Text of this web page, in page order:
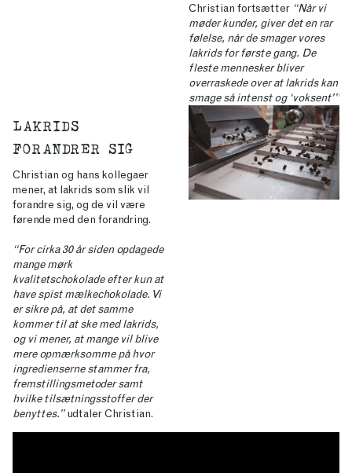
Christian fortsætter “Når vi
møder kunder, giver det en rar
følelse, når de smager vores
lakrids for første gang. De
fleste mennesker bliver
overraskede over at lakrids kan
smage så intenst og ‘voksent'”
LAKRIDS
FORANDRER SIG
Christian og hans kollegaer
mener, at lakrids som slik vil
forandre sig, og de vil være
førende med den forandring.
“For cirka 30 år siden opdagede
mange mørk
kvalitetschokolade efter kun at
have spist mælkechokolade. Vi
er sikre på, at det samme
kommer til at ske med lakrids,
og vi mener, at mange vil blive
mere opmærksomme på hvor
ingredienserne stammer fra,
fremstillingsmetoder samt
hvilke tilsætningsstoffer der
benyttes.”udtaler Christian.